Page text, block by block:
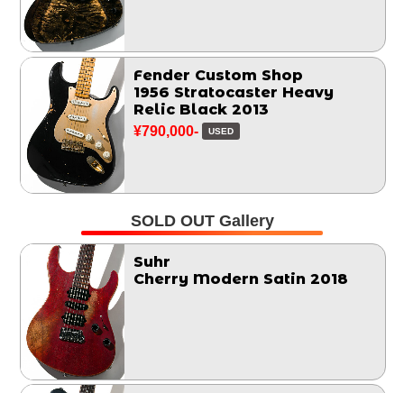
Fender Custom Shop
1956 Stratocaster Heavy
Relic Black 2013
¥790,000- USED
SOLD OUT Gallery
Suhr
Cherry Modern Satin 2018